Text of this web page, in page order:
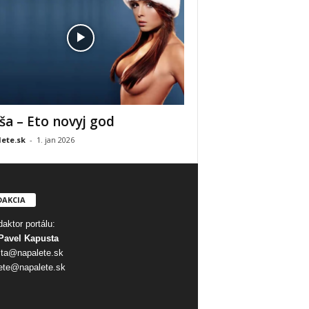
– Eto novyj god
- 1. jan 2026
portálu:
Kapusta